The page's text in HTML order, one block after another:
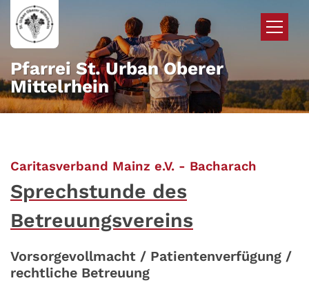
Zum Inhalt springen
Pfarrei St. Urban Oberer
Mittelrhein
Caritasverband Mainz e.V. - Bacharach
Sprechstunde des
Betreuungsvereins
Vorsorgevollmacht / Patientenverfügung /
rechtliche Betreuung